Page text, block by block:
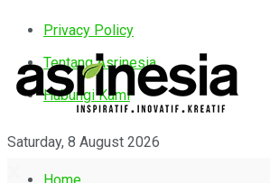
Privacy Policy
Tentang Asrinesia
Hubungi Kami
Saturday, 8 August 2026